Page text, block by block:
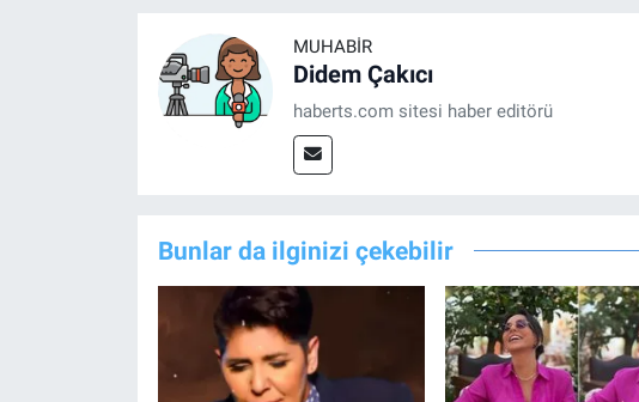
MUHABIR
Didem Çakıcı
haberts.com sitesi haber editörü
Bunlar da ilginizi çekebilir